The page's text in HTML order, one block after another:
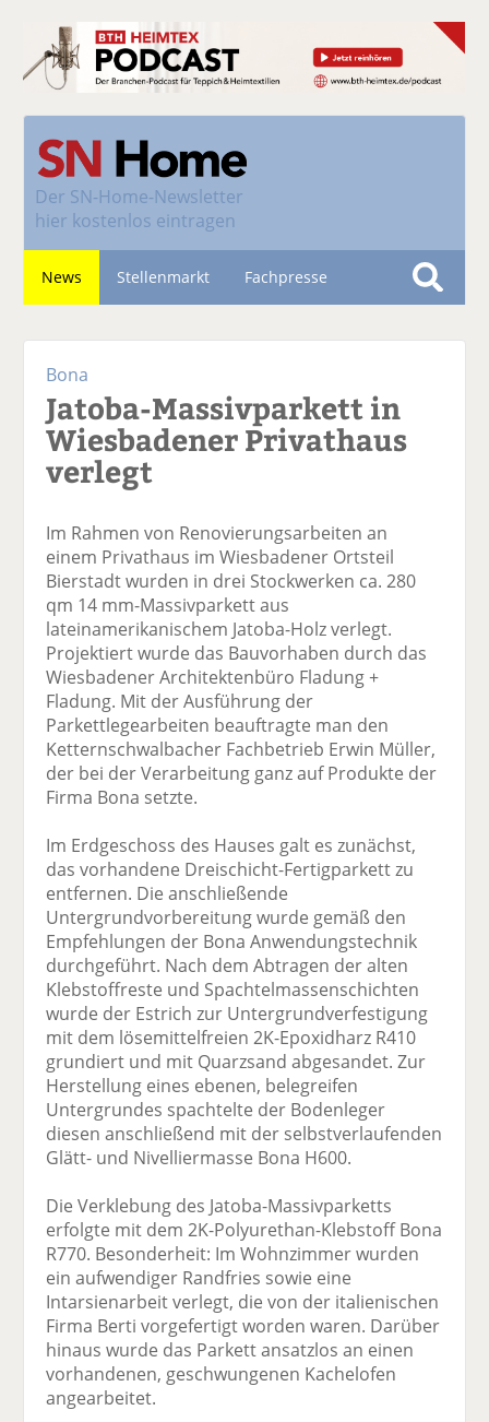
Der SN-Home-Newsletter
hier kostenlos eintragen
News Stellenmarkt Fachpresse
S
Bona
Jatoba-Massivparkett in
Wiesbadener Privathaus
verlegt
Im Rahmen von Renovierungsarbeiten an
einem Privathaus im Wiesbadener Ortsteil
Bierstadt wurden in drei Stockwerken ca. 280
qm 14 mm-Massivparkett aus
lateinamerikanischem Jatoba-Holz verlegt.
Projektiert wurde das Bauvorhaben durch das
Wiesbadener Architektenbüro Fladung +
Fladung. Mit der Ausführung der
Parkettlegearbeiten beauftragte man den
Ketternschwalbacher Fachbetrieb Erwin Müller,
der bei der Verarbeitung ganz auf Produkte der
Firma Bona setzte.
Im Erdgeschoss des Hauses galt es zunächst,
das vorhandene Dreischicht-Fertigparkett zu
entfernen. Die anschließende
Untergrundvorbereitung wurde gemäß den
Empfehlungen der Bona Anwendungstechnik
durchgeführt. Nach dem Abtragen der alten
Klebstoffreste und Spachtelmassenschichten
wurde der Estrich zur Untergrundverfestigung
mit dem lösemittelfreien 2K-Epoxidharz R410
grundiert und mit Quarzsand abgesandet. Zur
Herstellung eines ebenen, belegreifen
Untergrundes spachtelte der Bodenleger
diesen anschließend mit der selbstverlaufenden
Glätt- und Nivelliermasse Bona H600.
Die Verklebung des Jatoba-Massivparketts
erfolgte mit dem 2K-Polyurethan-Klebstoff Bona
R770. Besonderheit: Im Wohnzimmer wurden
ein aufwendiger Randfries sowie eine
Intarsienarbeit verlegt, die von der italienischen
Firma Berti vorgefertigt worden waren. Darüber
hinaus wurde das Parkett ansatzlos an einen
vorhandenen, geschwungenen Kachelofen
angearbeitet.